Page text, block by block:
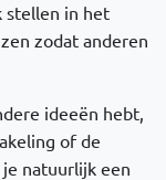
stellen in het
zodat anderen
ideeën hebt,
of de
natuurlijk een